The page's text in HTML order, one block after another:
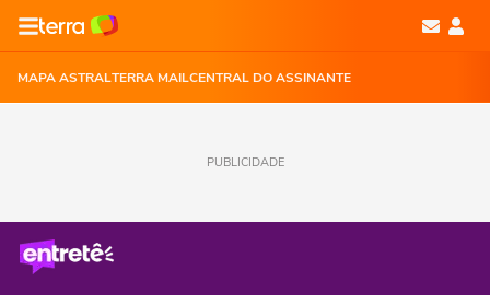
MAPA ASTRALTERRA MAILCENTRAL DO ASSINANTE
PUBLICIDADE